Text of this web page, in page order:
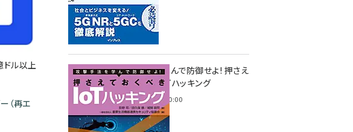
ル以上
（再エ
攻撃手法を学んで防御せよ! 押さえ
ておくべきIoTハッキング
2022年6月14日 0:00